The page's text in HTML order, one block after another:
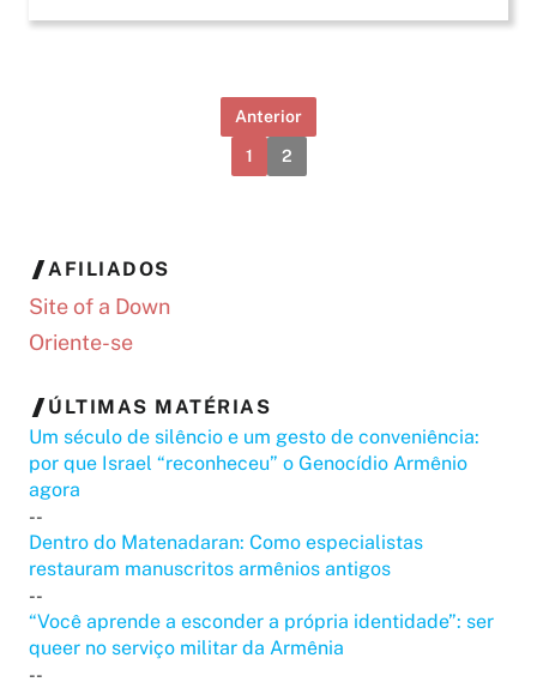
Anterior
1 2
AFILIADOS
Site of a Down
Oriente-se
ÚLTIMAS MATÉRIAS
Um século de silêncio e um gesto de conveniência:
por que Israel “reconheceu” o Genocídio Armênio
agora
--
Dentro do Matenadaran: Como especialistas
restauram manuscritos armênios antigos
--
“Você aprende a esconder a própria identidade”: ser
queer no serviço militar da Armênia
--